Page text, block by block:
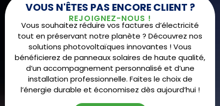
VOUS N'ÊTES PAS ENCORE CLIENT ?
REJOIGNEZ-NOUS !
Vous souhaitez réduire vos factures d’électricité
tout en préservant notre planète ? Découvrez nos
solutions photovoltaïques innovantes ! Vous
bénéficierez de panneaux solaires de haute qualité,
d’un accompagnement personnalisé et d’une
installation professionnelle. Faites le choix de
l’énergie durable et économisez dès aujourd’hui !